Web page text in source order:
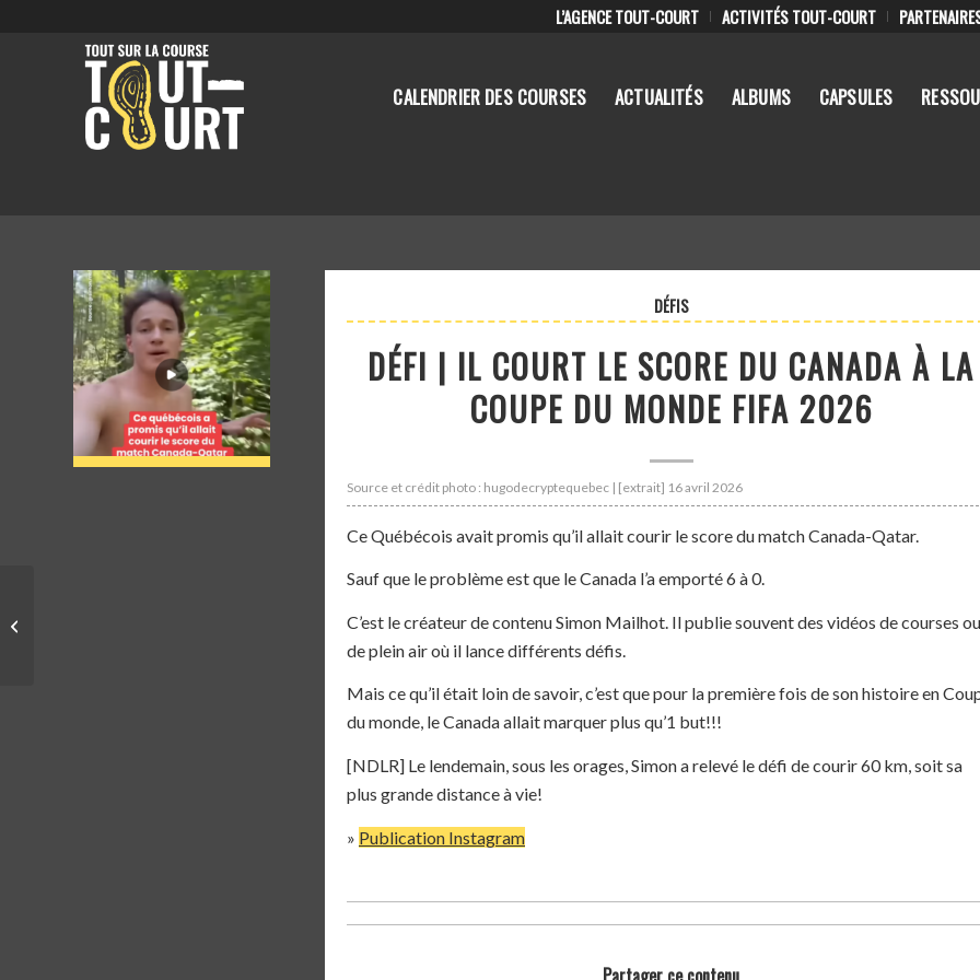
L’AGENCE TOUT-COURT ACTIVITÉS TOUT-COURT
CALENDRIER DES COURSES ACTUALITÉS ALBUMS CAPSULES
DÉFIS
DÉFI | IL COURT LE SCORE DU CANADA À LA
COUPE DU MONDE FIFA 2026
Source et crédit photo : hugodecryptequebec | [extrait] 16 avril 2026
Ce Québécois avait promis qu’il allait courir le score du match Canada-Qatar.
Sauf que le problème est que le Canada l’a emporté 6 à 0.
C’est le créateur de contenu Simon Mailhot. Il publie souvent des vidéos de courses ou
de plein air où il lance différents défis.
Mais ce qu’il était loin de savoir, c’est que pour la première fois de son histoire en
du monde, le Canada allait marquer plus qu’1 but!!!
[NDLR] Le lendemain, sous les orages, Simon a relevé le défi de courir 60 km, soit sa
plus grande distance à vie!
» Publication Instagram